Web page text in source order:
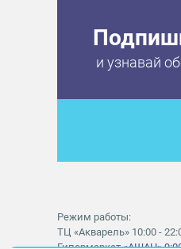
и узнавай
Режим работы:
ТЦ «Акварель» 10:00 -